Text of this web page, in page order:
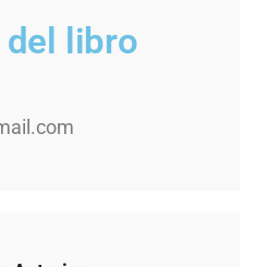
libro